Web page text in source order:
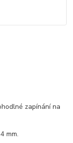
zapínání na
mm.